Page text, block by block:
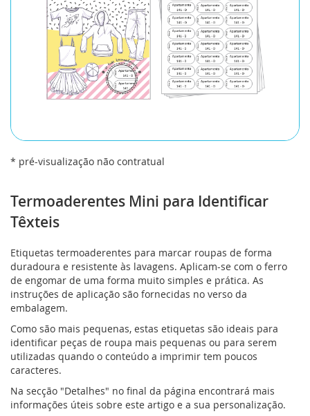
* pré-visualização não contratual
para
o
início
Galeria
de
imagens
Termoaderentes Mini para Identificar
Têxteis
Etiquetas termoaderentes para marcar roupas de forma
duradoura e resistente às lavagens. Aplicam-se com o ferro
de engomar de uma forma muito simples e prática. As
instruções de aplicação são fornecidas no verso da
embalagem.
Como são mais pequenas, estas etiquetas são ideais para
identificar peças de roupa mais pequenas ou para serem
utilizadas quando o conteúdo a imprimir tem poucos
caracteres.
Na secção "Detalhes" no final da página encontrará mais
informações úteis sobre este artigo e a sua personalização.